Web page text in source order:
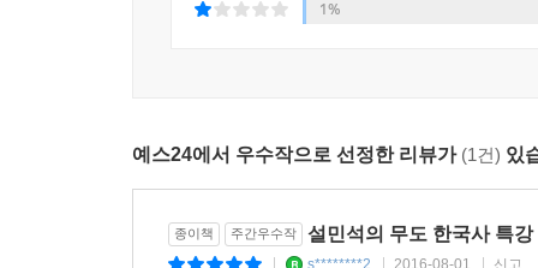
성능은 그리 좋은 편이 아니었어요. 또한 이순신
이상 전장에서 장수가 굳이 갑옷을 벗을 이유가
했다고 하죠. 이 또한 자살설을 뒷받침하는 근거
1%
예스24에서 우수작으로 선정한 리뷰가 (1건) 있
종이책 주간우수작 설민석의 무도 한국사 특강
s********2 2016-08-01 신고